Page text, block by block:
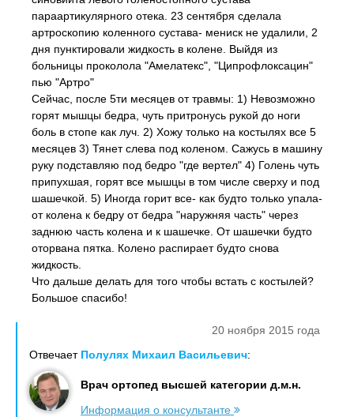
параартикулярного отека. 23 сентября сделала
артроскопию коленного сустава- мениск не удалили, 2
дня пунктировали жидкость в колене. Выйдя из
больницы проколола "Амелатекс", "Ципрофлоксацин"
пью "Артро"
Сейчас, после 5ти месяцев от травмы: 1) Невозможно
горят мышцы бедра, чуть притронусь рукой до ноги
боль в стопе как луч. 2) Хожу только на костылях все 5
месяцев 3) Тянет слева под коленом. Сажусь в машину
руку подставляю под бедро "где вертел" 4) Голень чуть
припухшая, горят все мышцы в том числе сверху и под
шашечкой. 5) Иногда горит все- как будто только упала-
от колена к бедру от бедра "наружняя часть" через
заднюю часть колена и к шашечке. От шашечки будто
оторвана пятка. Колено распирает будто снова
жидкость.
Что дальше делать для того чтобы встать с костылей?
Большое спасибо!
20 ноября 2015 года
Отвечает Полулях Михаил Васильевич:
Врач ортопед высшей категории д.м.н.
Информация о консультанте